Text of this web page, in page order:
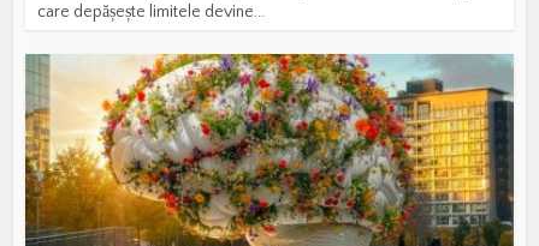
care depășește limitele devine...